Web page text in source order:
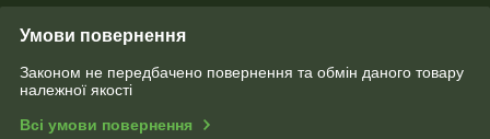
Умови повернення
Законом не передбачено повернення та обмін даного товару
належної якості
Всі умови повернення